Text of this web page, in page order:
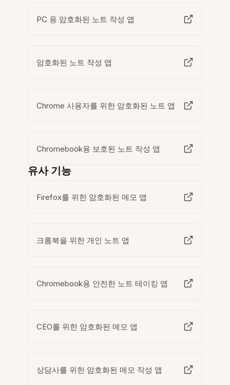
PC 용 암호화된 노트 작성 앱
암호화된 노트 작성 앱
Chrome 사용자를 위한 암호화된 노트 앱
Chromebook용 보호된 노트 작성 앱
유사 기능
Firefox를 위한 암호화된 메모 앱
크롬북을 위한 개인 노트 앱
Chromebook용 안전한 노트 테이킹 앱
CEO를 위한 암호화된 메모 앱
상담사를 위한 암호화된 메모 작성 앱